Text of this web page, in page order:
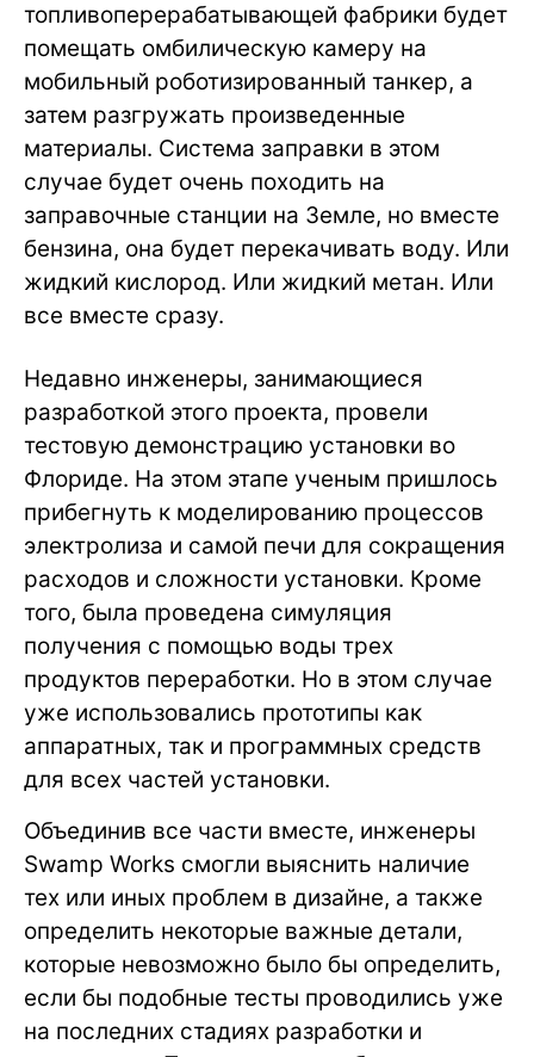
топливоперерабатывающей фабрики будет
помещать омбилическую камеру на
мобильный роботизированный танкер, а
затем разгружать произведенные
материалы. Система заправки в этом
случае будет очень походить на
заправочные станции на Земле, но вместе
бензина, она будет перекачивать воду. Или
жидкий кислород. Или жидкий метан. Или
все вместе сразу.
Недавно инженеры, занимающиеся
разработкой этого проекта, провели
тестовую демонстрацию установки во
Флориде. На этом этапе ученым пришлось
прибегнуть к моделированию процессов
электролиза и самой печи для сокращения
расходов и сложности установки. Кроме
того, была проведена симуляция
получения с помощью воды трех
продуктов переработки. Но в этом случае
уже использовались прототипы как
аппаратных, так и программных средств
для всех частей установки.
Объединив все части вместе, инженеры
Swamp Works смогли выяснить наличие
тех или иных проблем в дизайне, а также
определить некоторые важные детали,
которые невозможно было бы определить,
если бы подобные тесты проводились уже
на последних стадиях разработки и